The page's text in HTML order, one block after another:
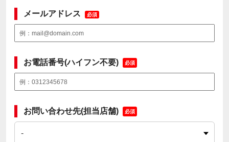
メールアドレス 必須
お電話番号(ハイフン不要) 必須
お問い合わせ先(担当店舗) 必須